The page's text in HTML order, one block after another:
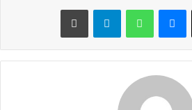
ماسنجر واتساب تيلقرام طباعة